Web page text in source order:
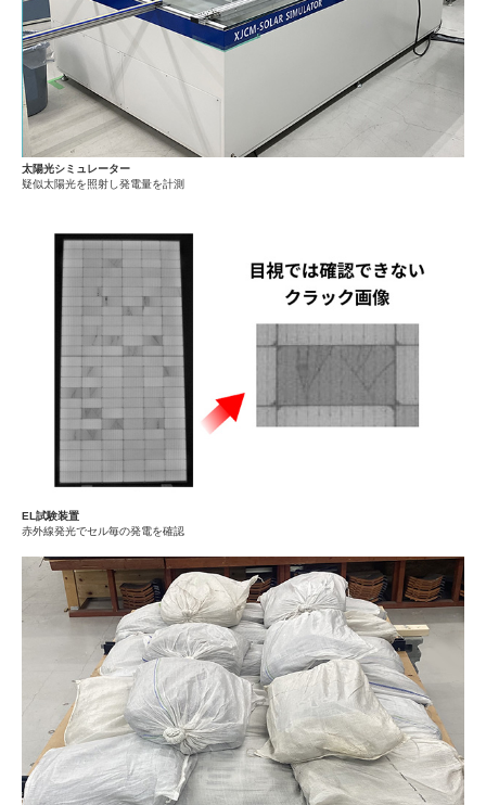
太陽光シミュレーター
疑似太陽光を照射し発電量を計測
EL試験装置
赤外線発光でセル毎の発電を確認